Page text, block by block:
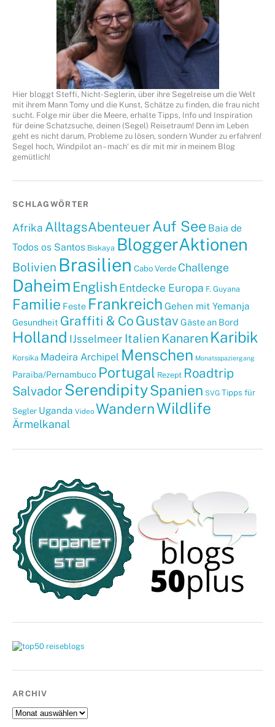
Hier bloggt Steffi, Nicht-Seglerin, über ihre Segelreise um die Welt
mit ihrem Mann Tomy und die Kunst, Schätze zu finden, die frau nicht
sucht. Folge mir über die Meere, erhalte Tipps, Info und Inspiration
für deine Schatzsuche, deinen (Segel) Reisetraum! Denn im Leben
geht es nicht darum, Probleme zu lösen, sondern Wunder zu erfahren!
Segel hoch, Windpilot an – mach‘ es dir mit mir in meinem Blog
gemütlich!
SCHLAGWÖRTER
Afrika AlltagsAbenteuerAuf See Baia de
Todos os Santos Biskaya BloggerAktionen
Bolivien Brasilien Cabo Verde Challenge
Daheim English Entdecke Europa F. Guyana
Familie Feste Frankreich Gehen mit Yemanja
Gesundheit Graffiti & Co Gustav Gäste an Bord
Holland IJsselmeer Italien Kanaren Karibik
Korsika Madeira Archipel Menschen Monatsspaziergang
Paraiba/Pernambuco Portugal Rezept Roadtrip
Salvador SerendipitySpanien SVG Tipps für
Segler Uganda Video WandernWildlife
Ärmelkanal
ARCHIV
Archiv